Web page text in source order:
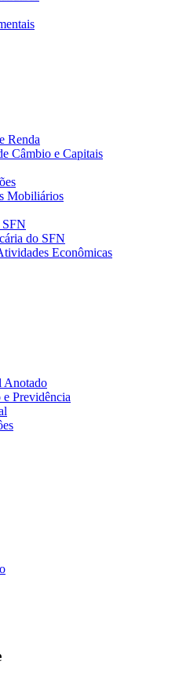
Renda
Câmbio e Capitais
Mobiliários
SFN
do SFN
Econômicas
Anotado
Previdência